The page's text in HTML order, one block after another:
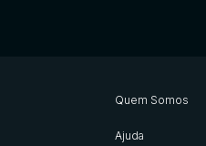
Quem Somos
Ajuda